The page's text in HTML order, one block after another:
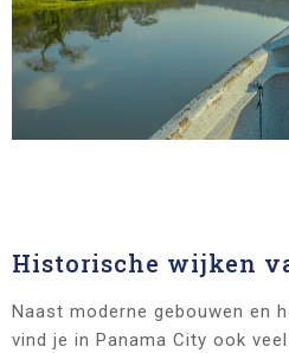
Historische wijken
Naast moderne gebouwen en
vind je in Panama City ook